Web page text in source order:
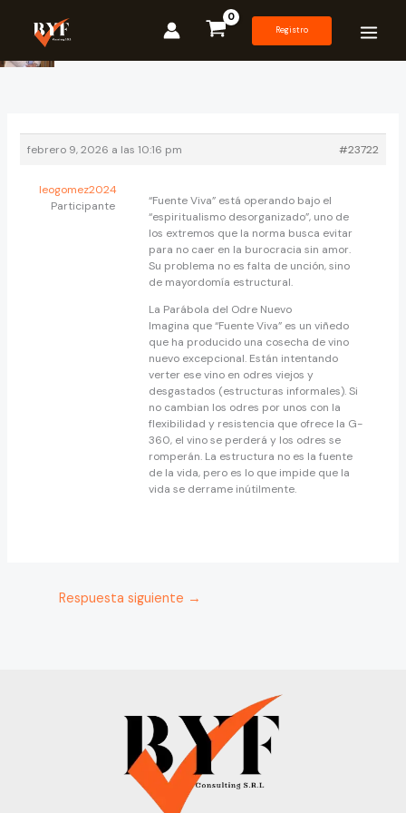
contenido
Registro
febrero 9, 2026 a las 10:16 pm #23722
leogomez2024
Participante
“Fuente Viva” está operando bajo el
“espiritualismo desorganizado”, uno de
los extremos que la norma busca evitar
para no caer en la burocracia sin amor.
Su problema no es falta de unción, sino
de mayordomía estructural.
La Parábola del Odre Nuevo
Imagina que “Fuente Viva” es un viñedo
que ha producido una cosecha de vino
nuevo excepcional. Están intentando
verter ese vino en odres viejos y
desgastados (estructuras informales). Si
no cambian los odres por unos con la
flexibilidad y resistencia que ofrece la G-
360, el vino se perderá y los odres se
romperán. La estructura no es la fuente
de la vida, pero es lo que impide que la
vida se derrame inútilmente.
Respuesta siguiente →